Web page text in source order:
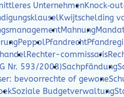
Unternehmen
Kwijtschelding
Mahnung
PeppolPfandrecht
Rechter-commissaris
Nr. 593/2008)Sachpfändung
bevoorrechte of gewone
Soziale Budgetverwaltung